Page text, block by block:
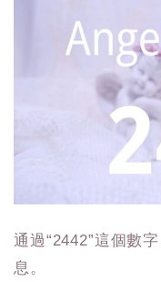
通過“2442”這個數
息。